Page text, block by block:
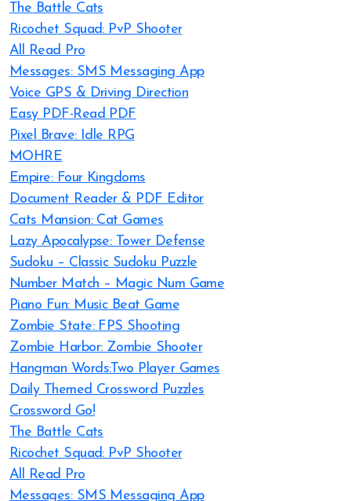
The Battle Cats
Ricochet Squad: PvP Shooter
All Read Pro
Messages: SMS Messaging App
Voice GPS & Driving Direction
Easy PDF-Read PDF
Pixel Brave: Idle RPG
MOHRE
Empire: Four Kingdoms
Document Reader & PDF Editor
Cats Mansion: Cat Games
Lazy Apocalypse: Tower Defense
Sudoku – Classic Sudoku Puzzle
Number Match – Magic Num Game
Piano Fun: Music Beat Game
Zombie State: FPS Shooting
Zombie Harbor: Zombie Shooter
Hangman Words:Two Player Games
Daily Themed Crossword Puzzles
Crossword Go!
The Battle Cats
Ricochet Squad: PvP Shooter
All Read Pro
Messages: SMS Messaging App